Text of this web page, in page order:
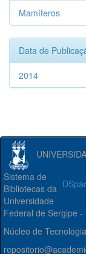
Mamíferos
Data de
2014
Sistema de
Bibliotecas da
Universidade
Federal de Sergipe -
Núcleo de